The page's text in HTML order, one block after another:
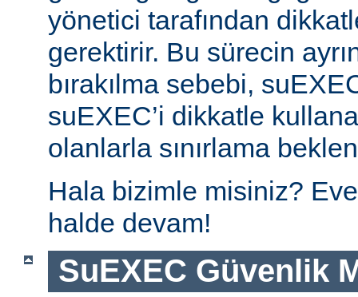
yönetici tarafından
gerektirir. Bu sürecin
bırakılma sebebi,
suEXEC’i dikkatle
olanlarla sınırlama
Hala bizimle misiniz?
halde devam!
SuEXEC Güvenlik